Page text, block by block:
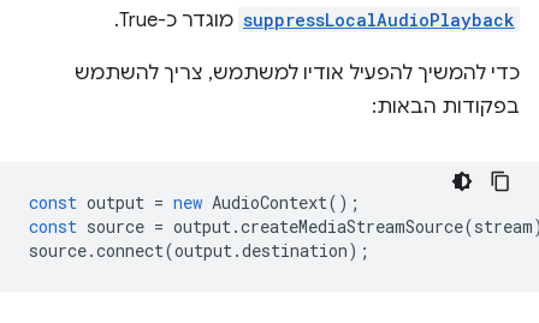
suppressLocalAudioPlayback מוגדר כ-True.
כדי להמשיך להפעיל אודיו למשתמש, צריך להשתמש
בפקודות הבאות:
const output = new AudioContext();
const source = output.createMediaStreamSource(stream
source.connect(output.destination);